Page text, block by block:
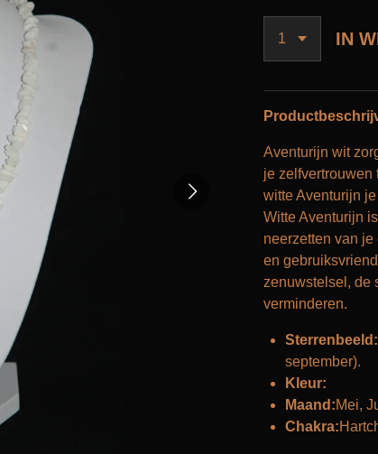
IN
Aventurijn wit
je zelfvertrouwen
witte Aventurijn
Witte Aventurijn
neerzetten van
en
zenuwstelsel, de
verminderen.
Sterrenbeeld:
september).
Kleur:
Maand:Mei,
Chakra: